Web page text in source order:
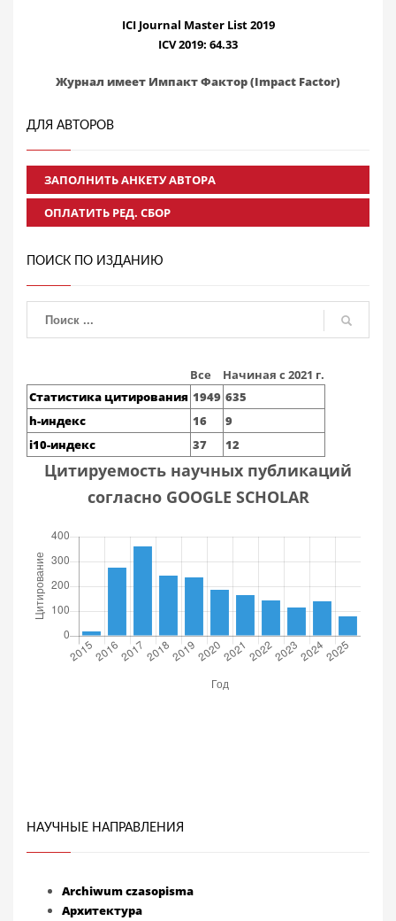
ICI Journal Master List 2019
ICV 2019: 64.33
Журнал имеет Импакт Фактор (Impact Factor)
ДЛЯ АВТОРОВ
ЗАПОЛНИТЬ АНКЕТУ АВТОРА
ОПЛАТИТЬ РЕД. СБОР
ПОИСК ПО ИЗДАНИЮ
Все
Начиная с 2021 г.
Статистика цитирования 1949 635
h-индекс
16
9
i10-индекс
37 12
Цитируемость научных публикаций
согласно GOOGLE SCHOLAR
НАУЧНЫЕ НАПРАВЛЕНИЯ
Archiwum czasopisma
Архитектура